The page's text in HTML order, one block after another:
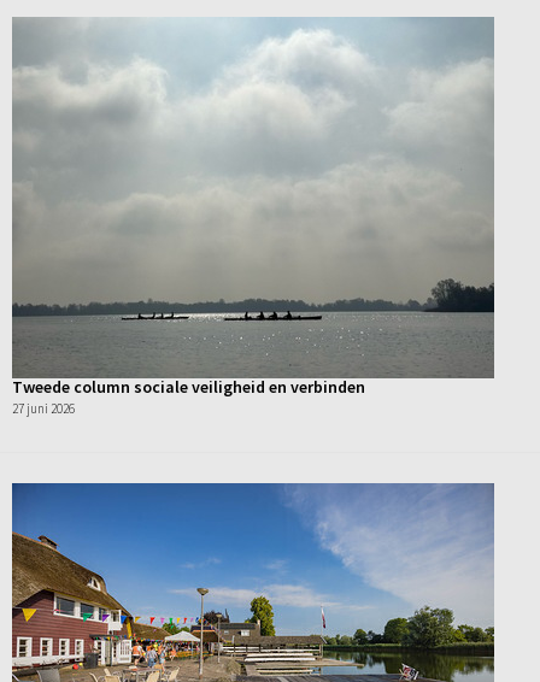
Tweede column sociale veiligheid en verbinden
27 juni 2026